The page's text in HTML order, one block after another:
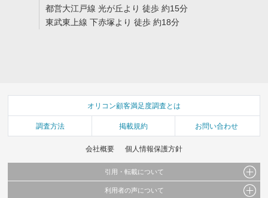
都営大江戸線 光が丘より 徒歩 約15分
東武東上線 下赤塚より 徒歩 約18分
オリコン顧客満足度調査とは
調査方法 掲載規約 お問い合わせ
会社概要 個人情報保護方針
引用・転載について
当サイトで公開されている情報（文字、写真、イラスト、画像データ等）及びこれらの配
利用者の声について